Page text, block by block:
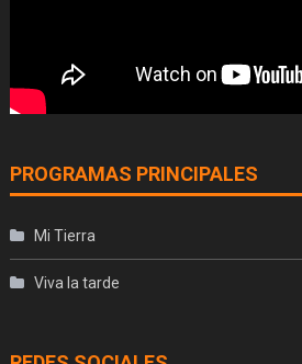
PROGRAMAS PRINCIPALES
Mi Tierra
Viva la tarde